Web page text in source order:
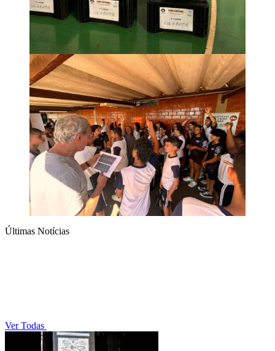
Últimas Notícias
Ver Todas